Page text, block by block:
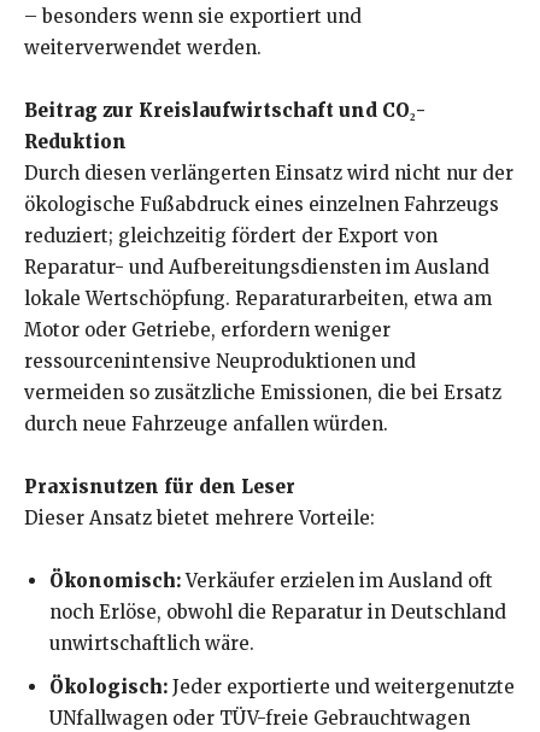
– besonders wenn sie exportiert und
weiterverwendet werden.
Beitrag zur Kreislaufwirtschaft und CO₂-
Reduktion
Durch diesen verlängerten Einsatz wird nicht nur der
ökologische Fußabdruck eines einzelnen Fahrzeugs
reduziert; gleichzeitig fördert der Export von
Reparatur- und Aufbereitungsdiensten im Ausland
lokale Wertschöpfung. Reparaturarbeiten, etwa am
Motor oder Getriebe, erfordern weniger
ressourcenintensive Neuproduktionen und
vermeiden so zusätzliche Emissionen, die bei Ersatz
durch neue Fahrzeuge anfallen würden.
Praxisnutzen für den Leser
Dieser Ansatz bietet mehrere Vorteile:
Ökonomisch:Verkäufer erzielen im Ausland oft
noch Erlöse, obwohl die Reparatur in Deutschland
unwirtschaftlich wäre.
Ökologisch: Jeder exportierte und weitergenutzte
UNfallwagen oder TÜV-freie Gebrauchtwagen